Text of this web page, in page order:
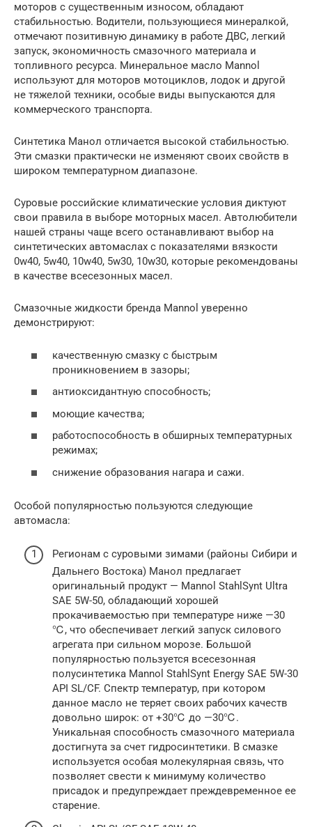
моторов с существенным износом, обладают
стабильностью. Водители, пользующиеся минералкой,
отмечают позитивную динамику в работе ДВС, легкий
запуск, экономичность смазочного материала и
топливного ресурса. Минеральное масло Mannol
используют для моторов мотоциклов, лодок и другой
не тяжелой техники, особые виды выпускаются для
коммерческого транспорта.
Синтетика Манол отличается высокой стабильностью.
Эти смазки практически не изменяют своих свойств в
широком температурном диапазоне.
Суровые российские климатические условия диктуют
свои правила в выборе моторных масел. Автолюбители
нашей страны чаще всего останавливают выбор на
синтетических автомаслах с показателями вязкости
0w40, 5w40, 10w40, 5w30, 10w30, которые рекомендованы
в качестве всесезонных масел.
Смазочные жидкости бренда Mannol уверенно
демонстрируют:
качественную смазку с быстрым
проникновением в зазоры;
антиоксидантную способность;
моющие качества;
работоспособность в обширных температурных
режимах;
снижение образования нагара и сажи.
Особой популярностью пользуются следующие
автомасла:
Регионам с суровыми зимами (районы Сибири и
Дальнего Востока) Манол предлагает
оригинальный продукт — Mannol StahlSynt Ultra
SAE 5W-50, обладающий хорошей
прокачиваемостью при температуре ниже —30
℃, что обеспечивает легкий запуск силового
агрегата при сильном морозе. Большой
популярностью пользуется всесезонная
полусинтетика Mannol StahlSynt Energy SAE 5W-30
API SL/CF. Спектр температур, при котором
данное масло не теряет своих рабочих качеств
довольно широк: от +30℃ до —30℃.
Уникальная способность смазочного материала
достигнута за счет гидросинтетики. В смазке
используется особая молекулярная связь, что
позволяет свести к минимуму количество
присадок и предупреждает преждевременное ее
старение.